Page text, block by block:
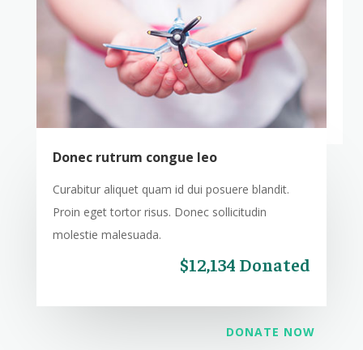
Donec rutrum congue leo
Curabitur aliquet quam id dui posuere blandit.
Proin eget tortor risus. Donec sollicitudin
molestie malesuada.
$12,134 Donated
DONATE NOW